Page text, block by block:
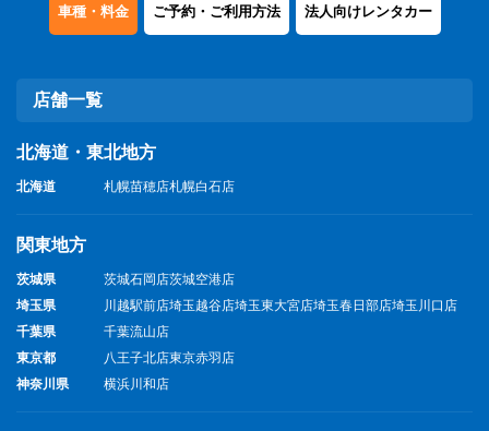
車種・料金 ご予約・ご利用方法 法人向けレンタカー
店舗一覧
北海道・東北地方
北海道 札幌苗穂店札幌白石店
関東地方
茨城県 茨城石岡店茨城空港店
埼玉県
川越駅前店埼玉越谷店埼玉東大宮店埼玉春日部店埼玉川口店
千葉県
千葉流山店
東京都
八王子北店東京赤羽店
神奈川県
横浜川和店